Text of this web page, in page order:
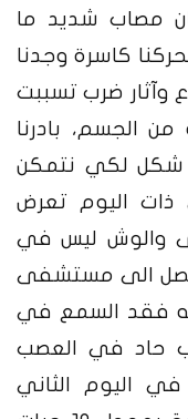
يوم 9 لانو كان مصاب شديد ما
كاسرة وجدنا
ضرب تسببت
الجسم، بادرنا
شكل لكي نتمكن
اليوم تعرض
والوش ليس في
الى مستشفى
أنه فقد السمع في
حاد في العصب
في اليوم الثاني